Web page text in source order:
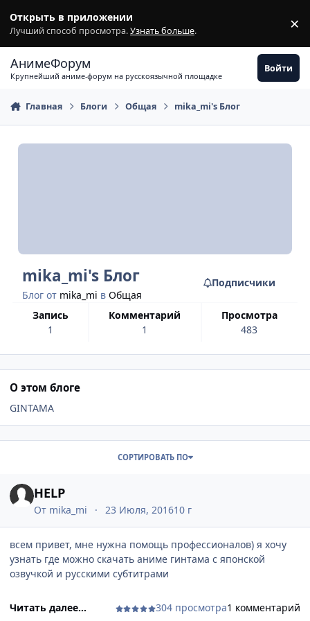
Открыть в приложении
Лучший способ просмотра.Узнать больше. ×
АнимеФорум
Крупнейший аниме-форум на русскоязычной площадке
Войти
Главная Блоги Общая mika_mi's Блог
mika_mi's Блог
Блог от mika_mi вОбщая
запись
1
комментарий
1
просмотра
483
Подписчики
О этом блоге
GINTAMA
СОРТИРОВАТЬ ПО
HELP
От mika_mi 23 Июля, 201610 г
всем привет, мне нужна помощь профессионалов) я хочу
узнать где можно скачать аниме гинтама с японской
озвучкой и русскими субтитрами
Читать далее... 304 просмотра1 комментарий